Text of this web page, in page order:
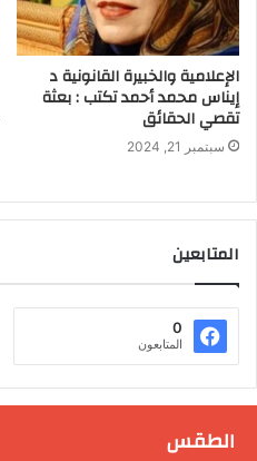
الإعلامية والخبيرة القانونية د
إيناس محمد أحمد تكتب : بعثة
تقصي الحقائق
سبتمبر 21, 2024
المتابعين
0
المتابعون
الطقس